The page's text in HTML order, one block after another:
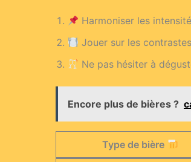
Harmoniser les
Jouer sur les
Ne pas hésiter à
Encore plus de bières ?
Type de bière